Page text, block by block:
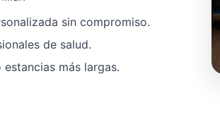
sin compromiso.
de salud.
más largas.